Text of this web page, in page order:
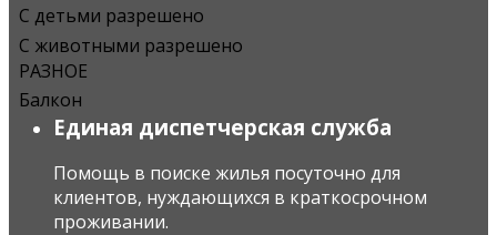
С детьми разрешено
С животными разрешено
РАЗНОЕ
Балкон
Единая диспетчерская служба
Помощь в поиске жилья посуточно для
клиентов, нуждающихся в краткосрочном
проживании.